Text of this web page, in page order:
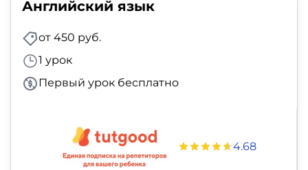
Английский язык
от 450 руб.
1 урок
Первый урок бесплатно
4.68